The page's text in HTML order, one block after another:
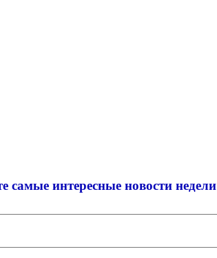
самые интересные новости недели